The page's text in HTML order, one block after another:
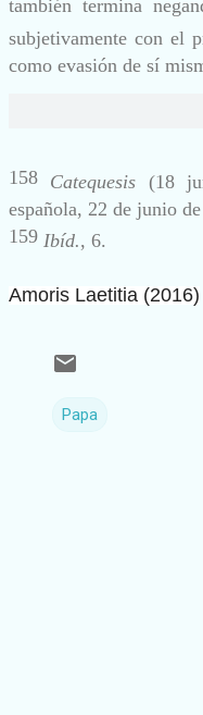
también termina
subjetivamente con el
como evasión de sí
158 Catequesis (18
española, 22 de junio
159 Ibíd., 6.
Amoris Laetitia (2016)
Papa